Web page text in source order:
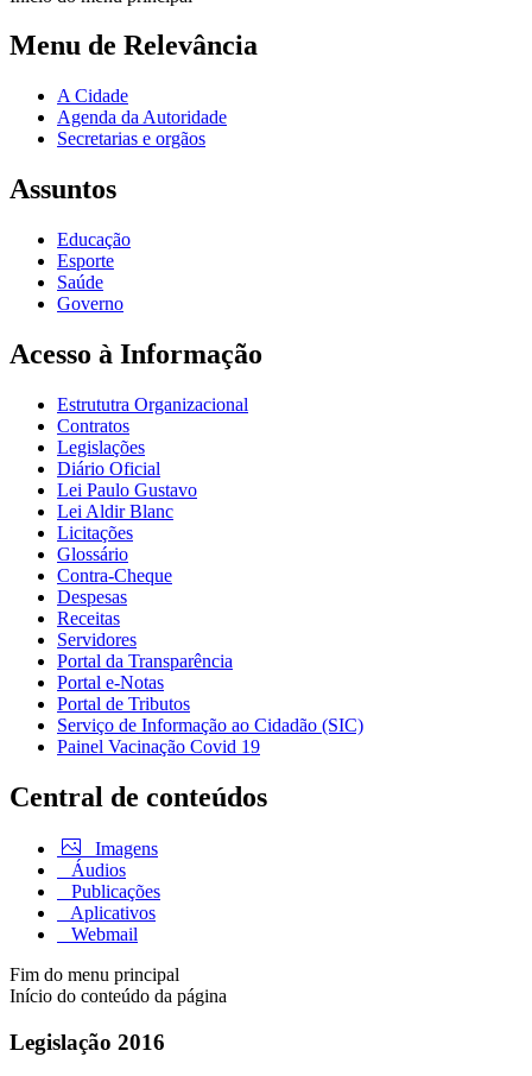
Menu de Relevância
A Cidade
Agenda da Autoridade
Secretarias e orgãos
Assuntos
Educação
Esporte
Saúde
Governo
Acesso à Informação
Estrututra Organizacional
Contratos
Legislações
Diário Oficial
Lei Paulo Gustavo
Lei Aldir Blanc
Licitações
Glossário
Contra-Cheque
Despesas
Receitas
Servidores
Portal da Transparência
Portal e-Notas
Portal de Tributos
Serviço de Informação ao Cidadão (SIC)
Painel Vacinação Covid 19
Central de conteúdos
Imagens
Áudios
Publicações
Aplicativos
Webmail
Fim do menu principal
Início do conteúdo da página
Legislação 2016